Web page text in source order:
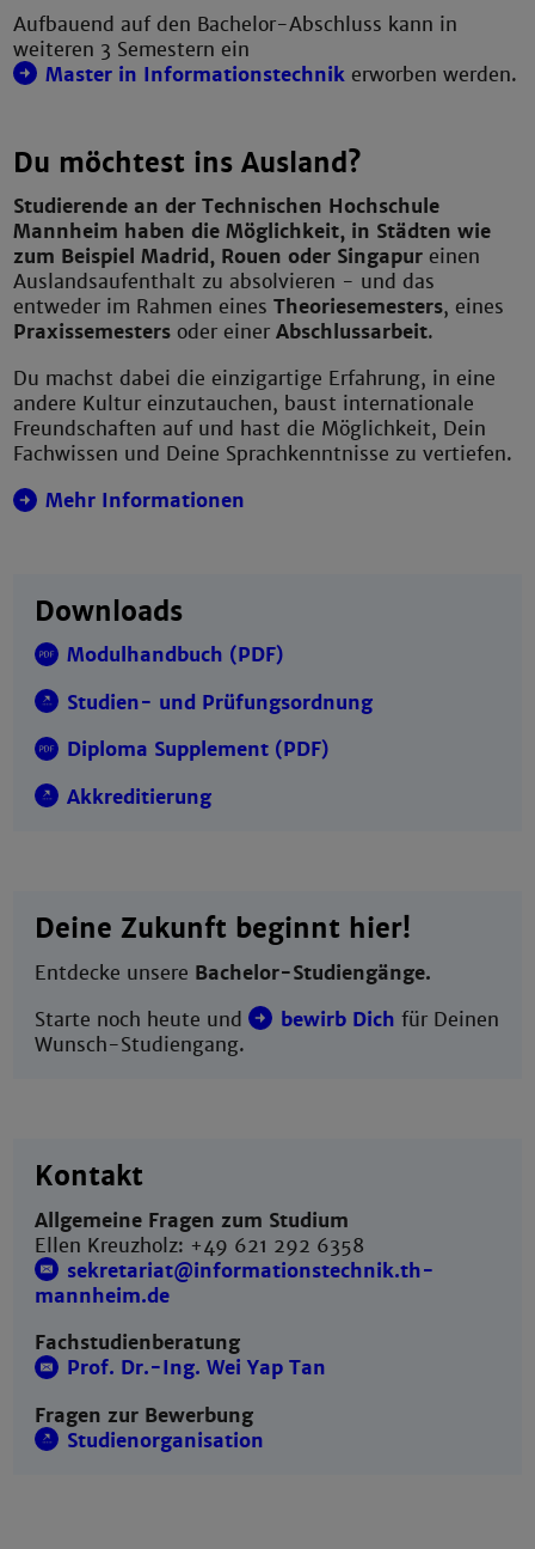
Aufbauend auf den Bachelor-Abschluss kann in
weiteren 3 Semestern ein
Master in Informationstechnik erworben werden.
Du möchtest ins Ausland?
Studierende an der Technischen Hochschule
Mannheim haben die Möglichkeit, in Städten wie
zum Beispiel Madrid, Rouen oder Singapur einen
Auslandsaufenthalt zu absolvieren - und das
entweder im Rahmen einesTheoriesemesters, eines
Praxissemesters oder einerAbschlussarbeit.
Du machst dabei die einzigartige Erfahrung, in eine
andere Kultur einzutauchen, baust internationale
Freundschaften auf und hast die Möglichkeit, Dein
Fachwissen und Deine Sprachkenntnisse zu vertiefen.
Mehr Informationen
Downloads
Modulhandbuch (PDF)
Studien- und Prüfungsordnung
Diploma Supplement (PDF)
Akkreditierung
Deine Zukunft beginnt hier!
Entdecke unsere Bachelor-Studiengänge.
Starte noch heute und
bewirb Dich für Deinen
Wunsch-Studiengang.
Kontakt
Allgemeine Fragen zum Studium
Ellen Kreuzholz: +49 621 292 6358
sekretariat@informationstechnik.th-
mannheim.de
Fachstudienberatung
Prof. Dr.-Ing. Wei Yap Tan
Fragen zur Bewerbung
Studienorganisation